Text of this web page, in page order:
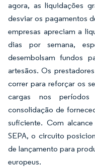
agora, as liquidações
desviar os pagamentos
empresas apreciam a
dias por semana,
desembolsam fundos
artesãos. Os
correr para reforçar os
cargas nos
consolidação de
suficiente. Com
SEPA, o circuito
de lançamento para
europeus.